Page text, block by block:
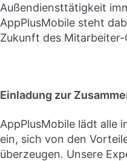
Außendiensttätigkeit
AppPlusMobile steht
Zukunft des
Einladung zur
AppPlusMobile lädt alle
ein, sich von den
überzeugen. Unsere